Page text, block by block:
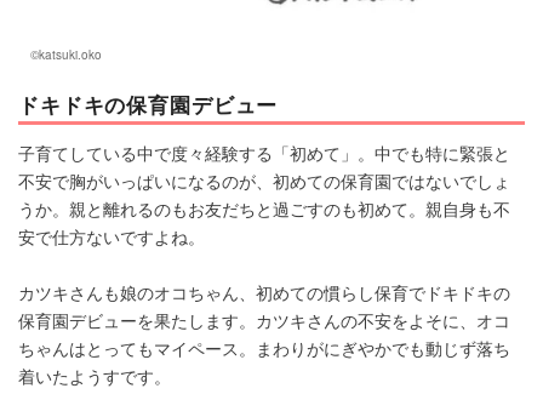
©katsuki.oko
ドキドキの保育園デビュー
子育てしている中で度々経験する「初めて」。中でも特に緊張と
不安で胸がいっぱいになるのが、初めての保育園ではないでしょ
うか。親と離れるのもお友だちと過ごすのも初めて。親自身も不
安で仕方ないですよね。
カツキさんも娘のオコちゃん、初めての慣らし保育でドキドキの
保育園デビューを果たします。カツキさんの不安をよそに、オコ
ちゃんはとってもマイペース。まわりがにぎやかでも動じず落ち
着いたようすです。